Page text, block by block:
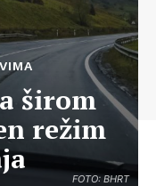
FOTO: BHRT
širom
režim